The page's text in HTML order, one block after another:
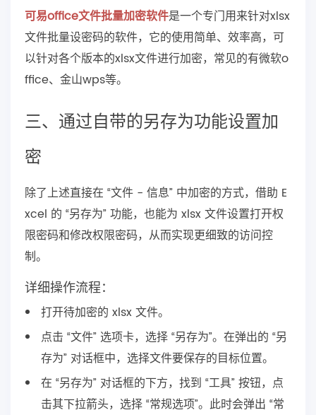
可易office文件批量加密软件是一个专门用来针对xlsx
文件批量设密码的软件，它的使用简单、效率高，可
以针对各个版本的xlsx文件进行加密，常见的有微软o
ffice、金山wps等。
三、通过自带的另存为功能设置加
密
除了上述直接在 “文件 - 信息” 中加密的方式，借助 E
xcel 的 “另存为” 功能，也能为 xlsx 文件设置打开权
限密码和修改权限密码，从而实现更细致的访问控
制。
详细操作流程：
打开待加密的 xlsx 文件。
点击 “文件” 选项卡，选择 “另存为”。在弹出的 “另
存为” 对话框中，选择文件要保存的目标位置。
在 “另存为” 对话框的下方，找到 “工具” 按钮，点
击其下拉箭头，选择 “常规选项”。此时会弹出 “常